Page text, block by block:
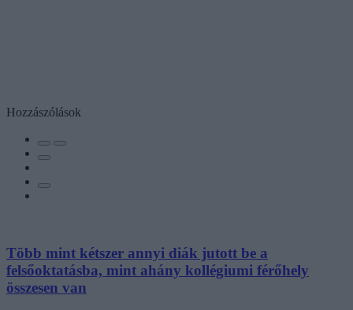
Hozzászólások
Több mint kétszer annyi diák jutott be a
felsőoktatásba, mint ahány kollégiumi férőhely
összesen van